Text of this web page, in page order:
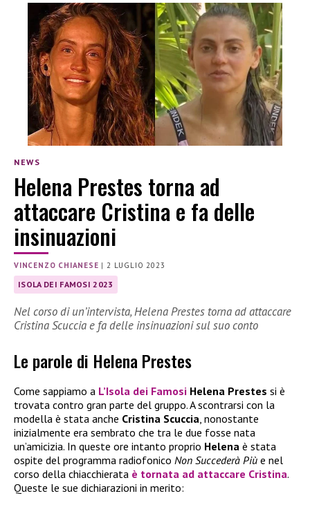
NEWS
Helena Prestes torna ad
attaccare Cristina e fa delle
insinuazioni
VINCENZO CHIANESE | 2 LUGLIO 2023
ISOLA DEI FAMOSI 2023
Nel corso di un’intervista, Helena Prestes torna ad attaccare
Cristina Scuccia e fa delle insinuazioni sul suo conto
Le parole di Helena Prestes
Come sappiamo a L’Isola dei Famosi Helena Prestes si è
trovata contro gran parte del gruppo. A scontrarsi con la
modella è stata anche Cristina Scuccia , nonostante
inizialmente era sembrato che tra le due fosse nata
un’amicizia. In queste ore intanto proprio Helena è stata
ospite del programma radiofonico Non Succederà Più e nel
corso della chiacchierata è tornata ad attaccare Cristina.
Queste le sue dichiarazioni in merito: